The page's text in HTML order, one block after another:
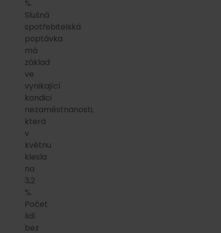
%.
Slušná
spotřebitelská
poptávka
má
základ
ve
vynikající
kondici
nezaměstnanosti,
která
v
květnu
klesla
na
3,2
%.
Počet
lidí
bez